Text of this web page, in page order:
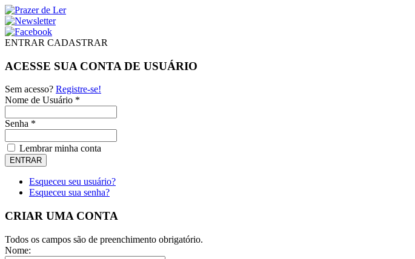
ENTRAR CADASTRAR
ACESSE SUA CONTA DE USUÁRIO
Sem acesso? Registre-se!
Nome de Usuário *
Senha *
Lembrar minha conta
Esqueceu seu usuário?
Esqueceu sua senha?
CRIAR UMA CONTA
Todos os campos são de preenchimento obrigatório.
Nome: